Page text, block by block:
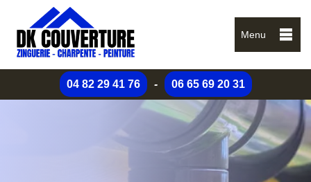
Menu
04 82 29 41 76 - 06 65 69 20 31